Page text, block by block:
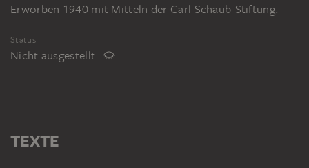
Erworben 1940 mit Mitteln der Carl Schaub-Stiftung.
Status
Nicht ausgestellt
TEXTE